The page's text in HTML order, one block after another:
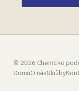
© 2026 ChemEko
DomůO násSlužby